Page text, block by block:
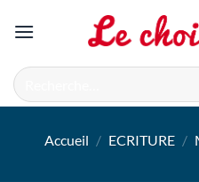
Recherche
pour :
Accueil / ECRITURE /